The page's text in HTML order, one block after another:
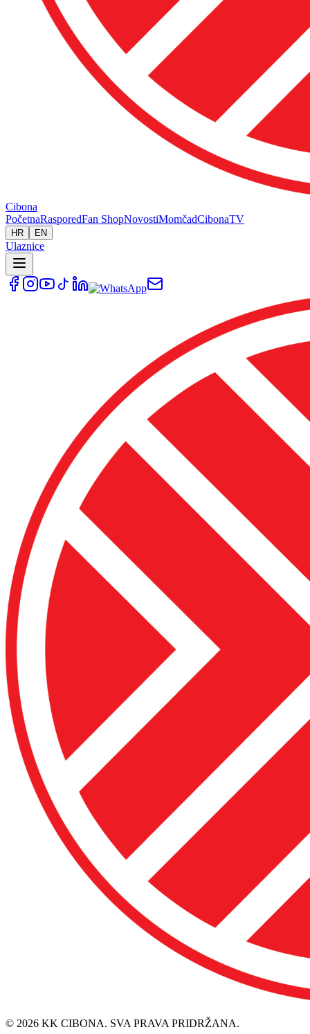
Cibona
PočetnaRasporedFan ShopNovostiMomčadCibonaTV
HR EN
Ulaznice
© 2026 KK CIBONA. SVA PRAVA PRIDRŽANA.